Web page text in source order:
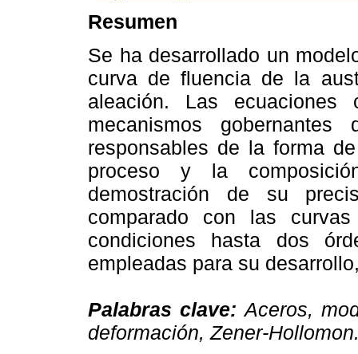
Resumen
Se ha desarrollado un
curva de fluencia de la
aleación. Las
mecanismos
responsables de la forma
proceso y la
demostración de su
comparado con las
condiciones hasta dos
empleadas para su
Palabras clave:Aceros,
deformación, Zener-